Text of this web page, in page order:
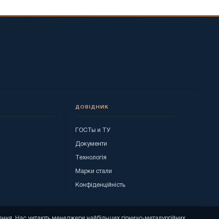
ДОВІДНИК
ГОСТы и ТУ
Документи
Технологія
Марки стали
Конфіденційність